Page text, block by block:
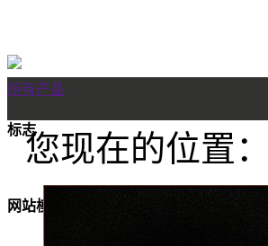
所有产品
标志
网站模板
您现在的位置：